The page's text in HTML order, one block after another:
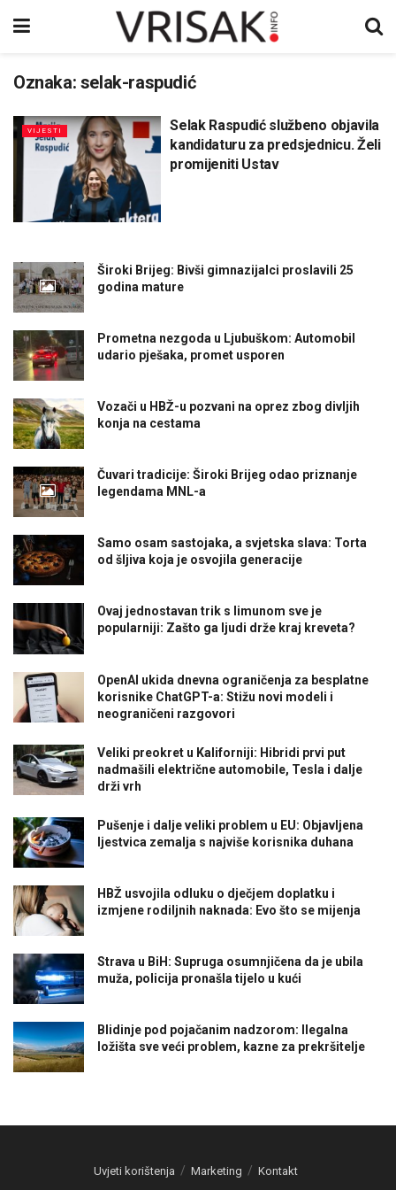
Oznaka: selak-raspudić
VIJESTI
Selak Raspudić službeno objavila
kandidaturu za predsjednicu. Želi
promijeniti Ustav
Široki Brijeg: Bivši gimnazijalci proslavili 25
godina mature
Prometna nezgoda u Ljubuškom: Automobil
udario pješaka, promet usporen
Vozači u HBŽ-u pozvani na oprez zbog divljih
konja na cestama
Čuvari tradicije: Široki Brijeg odao priznanje
legendama MNL-a
Samo osam sastojaka, a svjetska slava: Torta
od šljiva koja je osvojila generacije
Ovaj jednostavan trik s limunom sve je
popularniji: Zašto ga ljudi drže kraj kreveta?
OpenAI ukida dnevna ograničenja za besplatne
korisnike ChatGPT-a: Stižu novi modeli i
neograničeni razgovori
Veliki preokret u Kaliforniji: Hibridi prvi put
nadmašili električne automobile, Tesla i dalje
drži vrh
Pušenje i dalje veliki problem u EU: Objavljena
ljestvica zemalja s najviše korisnika duhana
HBŽ usvojila odluku o dječjem doplatku i
izmjene rodiljnih naknada: Evo što se mijenja
Strava u BiH: Supruga osumnjičena da je ubila
muža, policija pronašla tijelo u kući
Blidinje pod pojačanim nadzorom: Ilegalna
ložišta sve veći problem, kazne za prekršitelje
Uvjeti korištenja Marketing Kontakt